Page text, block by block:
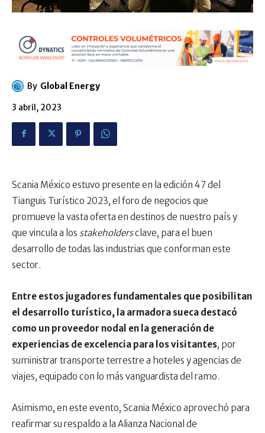
By Global Energy
3 abril, 2023
Scania México estuvo presente en la edición 47 del
Tianguis Turístico 2023, el foro de negocios que
promueve la vasta oferta en destinos de nuestro país y
que vincula a los stakeholdersclave, para el buen
desarrollo de todas las industrias que conforman este
sector.
Entre estos jugadores fundamentales que posibilitan
el desarrollo turístico, la armadora sueca destacó
como un proveedor nodal en la generación de
experiencias de excelencia para los visitantes, por
suministrar transporte terrestre a hoteles y agencias de
viajes, equipado con lo más vanguardista del ramo.
Asimismo, en este evento, Scania México aprovechó para
reafirmar su respaldo a la Alianza Nacional de